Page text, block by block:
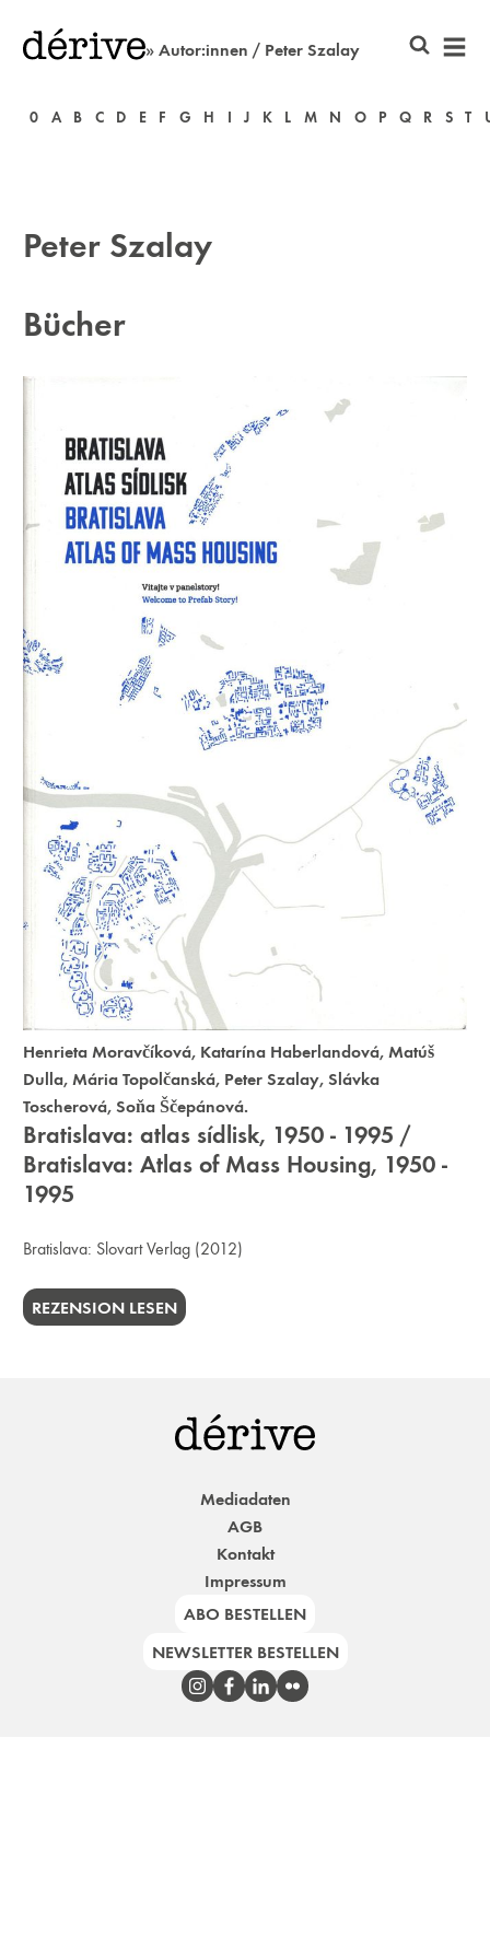
» Autor:innen / Peter Szalay
0 A B C D E F G H I J K L M N O P Q R S T
Peter Szalay
Bücher
Henrieta Moravčíková, Katarína Haberlandová, Matúš
Dulla, Mária Topolčanská, Peter Szalay,Slávka
Toscherová,Soňa Ščepánová.
Bratislava: atlas sídlisk, 1950 - 1995 /
Bratislava: Atlas of Mass Housing, 1950 -
1995
Bratislava: Slovart Verlag (2012)
REZENSION LESEN
Mediadaten
AGB
Kontakt
Impressum
ABO BESTELLEN
NEWSLETTER BESTELLEN